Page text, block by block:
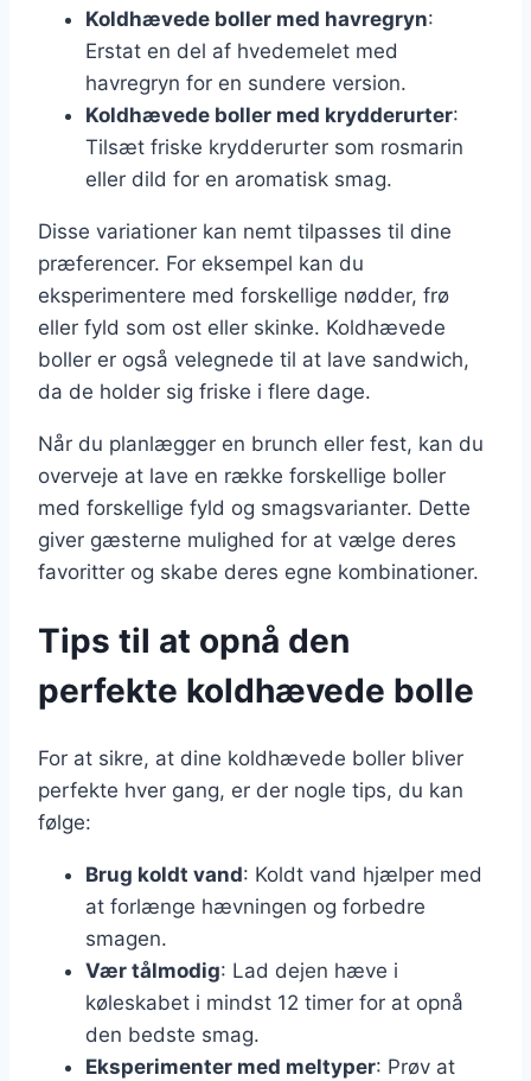
Koldhævede boller med havregryn:
Erstat en del af hvedemelet med
havregryn for en sundere version.
Koldhævede boller med krydderurter:
Tilsæt friske krydderurter som rosmarin
eller dild for en aromatisk smag.
Disse variationer kan nemt tilpasses til dine
præferencer. For eksempel kan du
eksperimentere med forskellige nødder, frø
eller fyld som ost eller skinke. Koldhævede
boller er også velegnede til at lave sandwich,
da de holder sig friske i flere dage.
Når du planlægger en brunch eller fest, kan du
overveje at lave en række forskellige boller
med forskellige fyld og smagsvarianter. Dette
giver gæsterne mulighed for at vælge deres
favoritter og skabe deres egne kombinationer.
Tips til at opnå den
perfekte koldhævede bolle
For at sikre, at dine koldhævede boller bliver
perfekte hver gang, er der nogle tips, du kan
følge:
Brug koldt vand: Koldt vand hjælper med
at forlænge hævningen og forbedre
smagen.
Vær tålmodig: Lad dejen hæve i
køleskabet i mindst 12 timer for at opnå
den bedste smag.
Eksperimenter med meltyper: Prøv at